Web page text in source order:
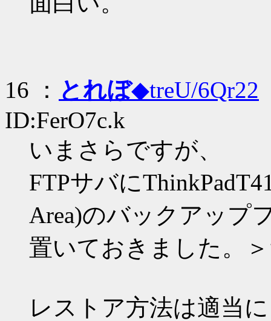
16 ： とれぼ◆treU/6Qr22
ID:FerO7c.k
いまさらですが、
FTPサバに
Area)のバックアップ
置いておきました。
レストア方法は適当